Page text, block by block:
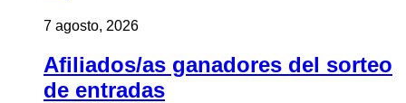
7 agosto, 2026
Afiliados/as ganadores del sorteo
de entradas